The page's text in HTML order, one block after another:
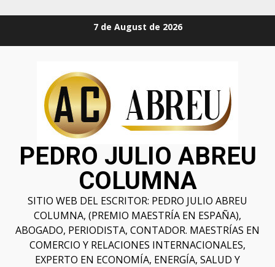
7 de August de 2026
PEDRO JULIO ABREU
COLUMNA
SITIO WEB DEL ESCRITOR: PEDRO JULIO ABREU
COLUMNA, (PREMIO MAESTRÍA EN ESPAÑA),
ABOGADO, PERIODISTA, CONTADOR. MAESTRÍAS EN
COMERCIO Y RELACIONES INTERNACIONALES,
EXPERTO EN ECONOMÍA, ENERGÍA, SALUD Y